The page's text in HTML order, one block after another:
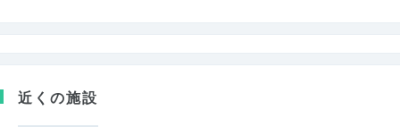
近くの施設